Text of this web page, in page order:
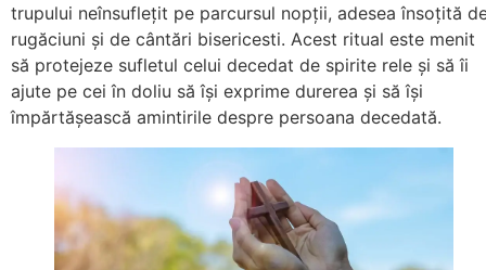
trupului neînsuflețit pe parcursul nopții, adesea însoțită
rugăciuni și de cântări bisericesti. Acest ritual este menit
să protejeze sufletul celui decedat de spirite rele și să îi
ajute pe cei în doliu să își exprime durerea și să își
împărtășească amintirile despre persoana decedată.